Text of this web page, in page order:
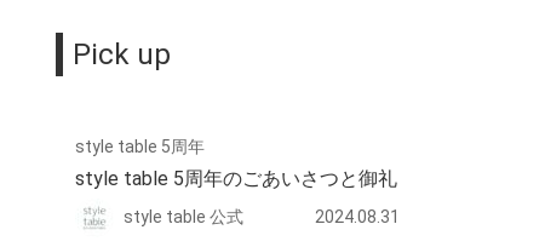
Pick up
style table 5周年
style table 5周年のごあいさつと御礼
style table 公式 2024.08.31